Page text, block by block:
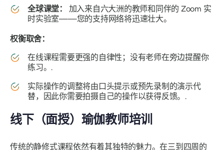
全球课堂：
加入来自六大洲的教师和同伴的 Zoom 实
时实验室——您的支持网络将迅速壮大。
权衡取舍：
在线课程需要更强的自律性；没有老师在旁边提醒你
练习。.
实际操作的调整将由口头提示或预先录制的演示代
替，因此你需要拍摄自己的操作以获得反馈。.
线下（面授）瑜伽教师培训
传统的静修式课程依然有着其独特的魅力。在三到四周的